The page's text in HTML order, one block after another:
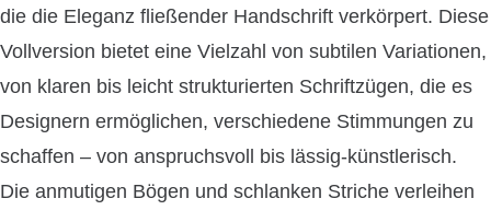
die die Eleganz fließender Handschrift verkörpert. Diese
Vollversion bietet eine Vielzahl von subtilen Variationen,
von klaren bis leicht strukturierten Schriftzügen, die es
Designern ermöglichen, verschiedene Stimmungen zu
schaffen – von anspruchsvoll bis lässig-künstlerisch.
Die anmutigen Bögen und schlanken Striche verleihen